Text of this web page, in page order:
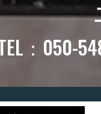
：050-